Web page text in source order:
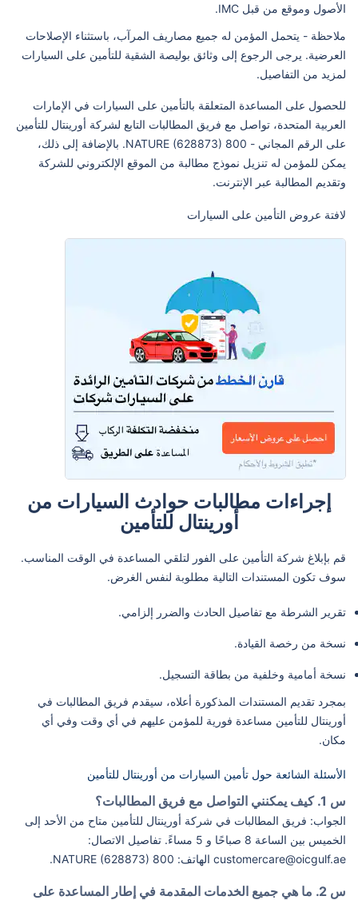
الأصول وموقع من قبل IMC.
ملاحظة - يتحمل المؤمن له جميع مصاريف المرآب، باستثناء الإصلاحات
العرضية. يرجى الرجوع إلى وثائق بوليصة الشقية للتأمين على السيارات
لمزيد من التفاصيل.
للحصول على المساعدة المتعلقة بالتأمين على السيارات في الإمارات
العربية المتحدة، تواصل مع فريق المطالبات التابع لشركة أورينتال للتأمين
على الرقم المجاني - 800 NATURE (628873). بالإضافة إلى ذلك،
يمكن للمؤمن له تنزيل نموذج مطالبة من الموقع الإلكتروني للشركة
وتقديم المطالبة عبر الإنترنت.
لافتة عروض التأمين على السيارات
إجراءات مطالبات حوادث السيارات من
أورينتال للتأمين
قم بإبلاغ شركة التأمين على الفور لتلقي المساعدة في الوقت المناسب.
سوف تكون المستندات التالية مطلوبة لنفس الغرض.
تقرير الشرطة مع تفاصيل الحادث والضرر إلزامي.
نسخة من رخصة القيادة.
نسخة أمامية وخلفية من بطاقة التسجيل.
بمجرد تقديم المستندات المذكورة أعلاه، سيقدم فريق المطالبات في
أورينتال للتأمين مساعدة فورية للمؤمن عليهم في أي وقت وفي أي
مكان.
الأسئلة الشائعة حول تأمين السيارات من أورينتال للتأمين
س 1. كيف يمكنني التواصل مع فريق المطالبات؟
الجواب: فريق المطالبات في شركة أورينتال للتأمين متاح من الأحد إلى
الخميس بين الساعة 8 صباحًا و 5 مساءً. تفاصيل الاتصال:
customercare@oicgulf.ae الهاتف: 800 NATURE (628873).
س 2. ما هي جميع الخدمات المقدمة في إطار المساعدة على